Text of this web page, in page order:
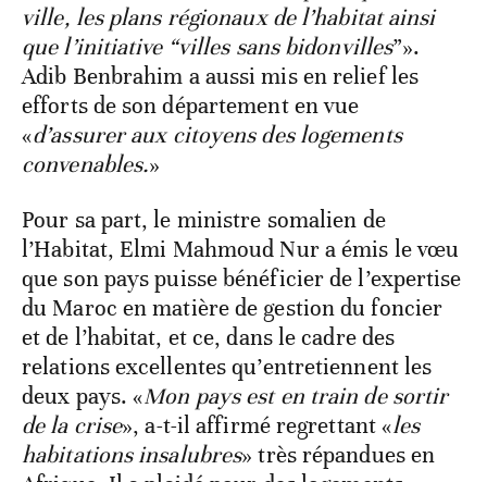
ville, les plans régionaux de l’habitat ainsi
que l’initiative “villes sans bidonvilles”».
Adib Benbrahim a aussi mis en relief les
efforts de son département en vue
«d’assurer aux citoyens des logements
convenables.»
Pour sa part, le ministre somalien de
l’Habitat, Elmi Mahmoud Nur a émis le vœu
que son pays puisse bénéficier de l’expertise
du Maroc en matière de gestion du foncier
et de l’habitat, et ce, dans le cadre des
relations excellentes qu’entretiennent les
deux pays. «Mon pays est en train de sortir
de la crise», a-t-il affirmé regrettant «les
habitations insalubres» très répandues en